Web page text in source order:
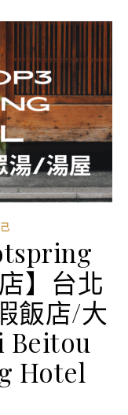
】台北
飯店/大
Beitou
Hotel